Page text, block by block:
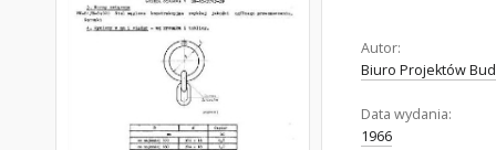
Autor:
Biuro Projektów
Data wydania:
1966